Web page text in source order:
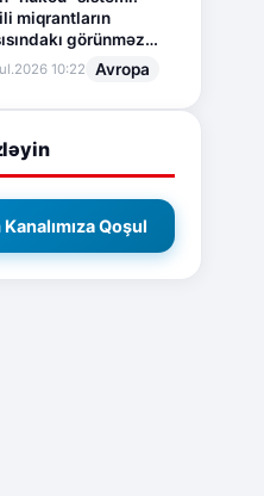
miqrantların
görünməz
10:22 Avropa
Qoşul